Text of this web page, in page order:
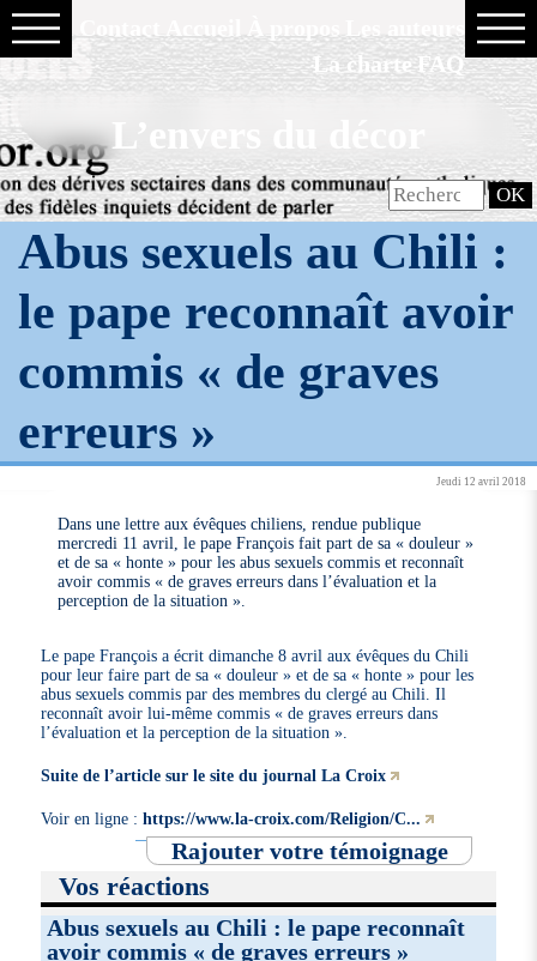
La charte FAQ
L’envers du décor
Abus sexuels au Chili :
le pape reconnaît avoir
commis « de graves
erreurs »
Jeudi 12 avril 2018
Dans une lettre aux évêques chiliens, rendue publique
mercredi 11 avril, le pape François fait part de sa « douleur »
et de sa « honte » pour les abus sexuels commis et reconnaît
avoir commis « de graves erreurs dans l’évaluation et la
perception de la situation ».
Le pape François a écrit dimanche 8 avril aux évêques du Chili
pour leur faire part de sa « douleur » et de sa « honte » pour les
abus sexuels commis par des membres du clergé au Chili. Il
reconnaît avoir lui-même commis « de graves erreurs dans
l’évaluation et la perception de la situation ».
Suite de l’article sur le site du journal La Croix
Voir en ligne :https://www.la-croix.com/Religion/C...
Rajouter votre témoignage
Vos réactions
Abus sexuels au Chili : le pape reconnaît
avoir commis « de graves erreurs »